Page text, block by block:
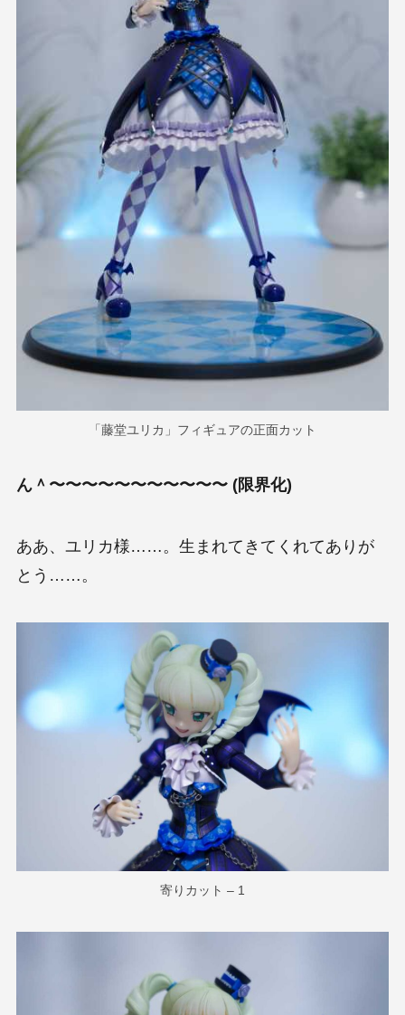
「藤堂ユリカ」フィギュアの正面カット
ん＾〜〜〜〜〜〜〜〜〜〜〜 (限界化)
ああ、ユリカ様……。生まれてきてくれてありが
とう……。
寄りカット – 1